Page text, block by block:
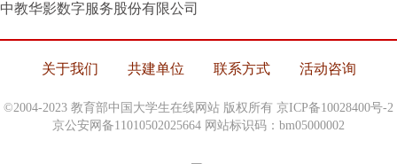
中教华影数字服务股份有限公司
关于我们 共建单位 联系方式 活动咨询
©2004-2023 教育部中国大学生在线网站 版权所有 京ICP备10028400号-2
京公安网备11010502025664 网站标识码：bm05000002